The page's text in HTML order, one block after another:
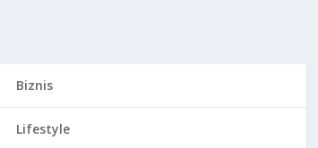
Biznis
Lifestyle